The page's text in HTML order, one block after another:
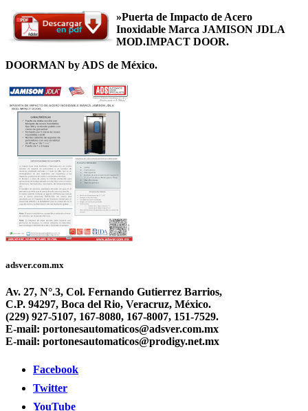
»Puerta de Impacto de Acero
Inoxidable Marca JAMISON JDLA
MOD.IMPACT DOOR.
DOORMAN by ADS de México.
adsver.com.mx
Av. 27, N°.3, Col. Fernando Gutierrez Barrios,
C.P. 94297, Boca del Rio, Veracruz, México.
(229) 927-5107, 167-8080, 167-8007, 151-7529.
E-mail: portonesautomaticos@adsver.com.mx
E-mail: portonesautomaticos@prodigy.net.mx
Facebook
Twitter
YouTube